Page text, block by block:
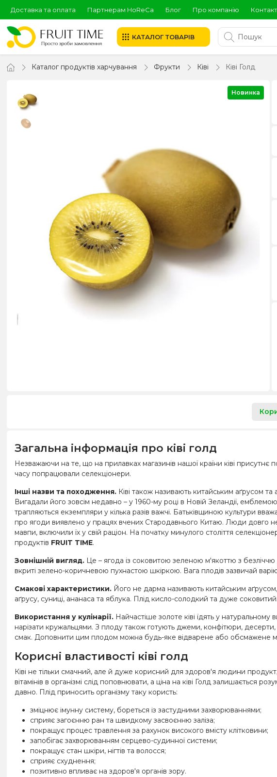
Доставка та оплата Партнерам HoReCa Блог Про компанію
КАТАЛОГ ТОВАРІВ
Каталог продуктів харчування Фрукти Ківі Ківі Голд
Новинка
Загальна інформація про ківі голд
Незважаючи на те, що на прилавках магазинів нашої країни ківі
часу попрацювали селекціонери.
Інші назви та походження. Ківі також називають китайським аґрусом
Вигадали його зовсім недавно – у 1960-му році в Новій Зеландії,
трапляються екземпляри у кілька разів важчі. Батьківщиною культури
про ягоди виявлено у працях вчених Стародавнього Китаю. Люди довго
мавпи, включили їх у свій раціон. На початку минулого століття
продуктів FRUIT TIME.
Зовнішній вигляд. Це – ягода із соковитою зеленою м'якоттю з
вкриті зелено-коричневою пухнастою шкіркою. Вага плодів зазвичай
Смакові характеристики. Його не дарма називають китайським
аґрусу, суниці, ананаса та яблука. Плід кисло-солодкий та дуже соковитий.
Використання у кулінарії. Найчастіше золоте ківі їдять у
нарізати кружальцями. З плоду також готують джеми, конфітюри,
смак. Доповнити цим плодом можна будь-яке відварене або обсмажене
Корисні властивості ківі голд
Ківі не тільки смачний, але й дуже корисний для здоров'я людини
вітамінів в організмі слід поповнювати, а ціна на ківі Голд залишається
давно. Плід приносить організму таку користь:
зміцнює імунну систему, бореться із застудними захворюваннями;
сприяє загоєнню ран та швидкому засвоєнню заліза;
покращує процес травлення за рахунок високого вмісту клітковини;
запобігає захворюванням серцево-судинної системи;
покращує стан шкіри, нігтів та волосся;
сприяє схуднення;
позитивно впливає на здоров'я органів зору.